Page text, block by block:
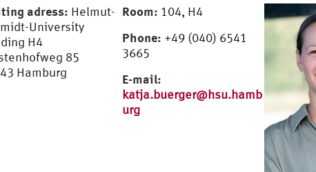
adress: Helmut-
University
H4
85
Hamburg
Room: 104, H4
Phone: +49 (040) 6541
3665
E-mail:
katja.buerger@hsu.hamb
urg